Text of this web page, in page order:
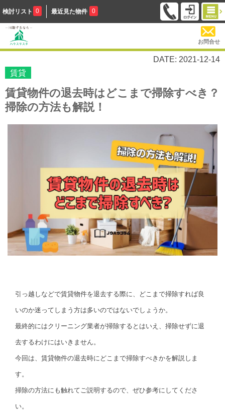
検討リスト 0 最近見た物件 0
お問合せ
DATE: 2021-12-14
賃貸
賃貸物件の退去時はどこまで掃除すべき？
掃除の方法も解説！
引っ越しなどで賃貸物件を退去する際に、どこまで掃除すれば良
いのか迷ってしまう方は多いのではないでしょうか。
最終的にはクリーニング業者が掃除するとはいえ、掃除せずに退
去するわけにはいきません。
今回は、賃貸物件の退去時にどこまで掃除すべきかを解説しま
す。
掃除の方法にも触れてご説明するので、ぜひ参考にしてくださ
い。